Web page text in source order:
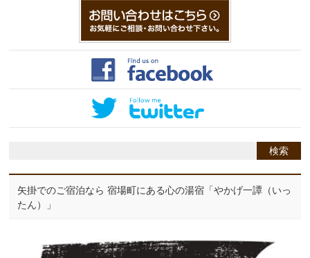
矢掛でのご宿泊なら 宿場町にある心の湯宿「やかげ一譚（いっ
たん）」